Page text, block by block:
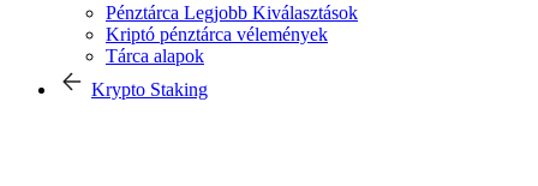
Pénztárca Legjobb Kiválasztások
Kriptó pénztárca vélemények
Tárca alapok
Krypto Staking